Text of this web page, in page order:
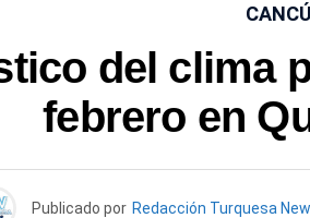
del clima
febrero en
Publicado por Redacción Turquesa